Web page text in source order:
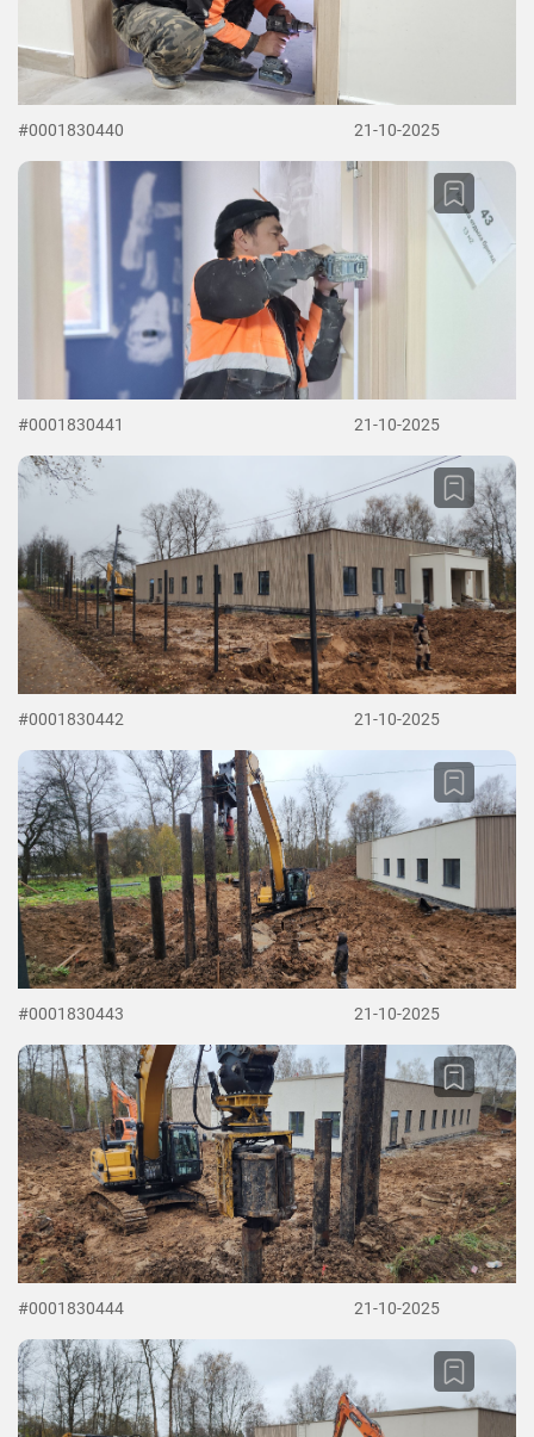
#0001830440 21-10-2025
#0001830441 21-10-2025
#0001830442 21-10-2025
#0001830443 21-10-2025
#0001830444 21-10-2025